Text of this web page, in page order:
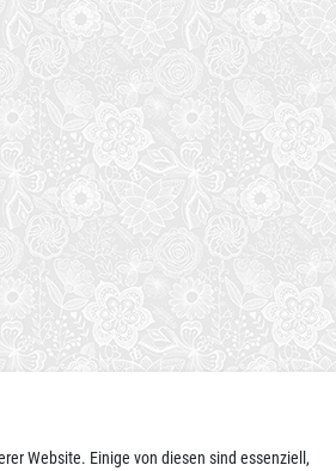
Website. Einige von diesen sind essenziell,